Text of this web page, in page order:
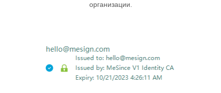
организации.